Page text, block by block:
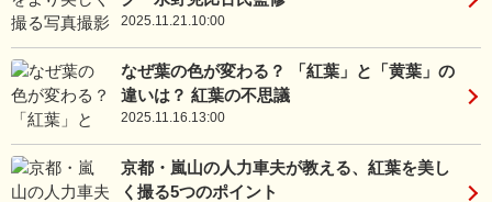
2025.11.21.10:00
なぜ葉の色が変わる？ 「紅葉」と「黄葉」の
違いは？ 紅葉の不思議
2025.11.16.13:00
京都・嵐山の人力車夫が教える、紅葉を美し
く撮る5つのポイント